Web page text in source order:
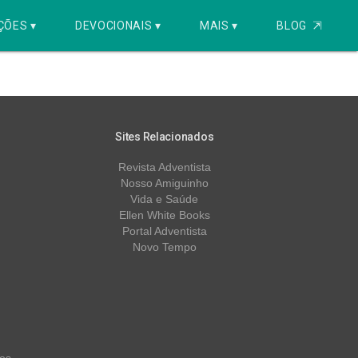
▾ DEVOCIONAIS ▾ MAIS ▾ BLOG ⇱
Sites Relacionados
Revista Adventista
Nosso Amiguinho
Vida e Saúde
Ellen White Books
Portal Adventista
Novo Tempo